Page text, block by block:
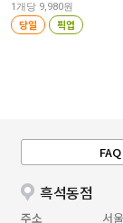
1개당 9,980원
당일 픽업
FAQ
흑석동점
주소
서